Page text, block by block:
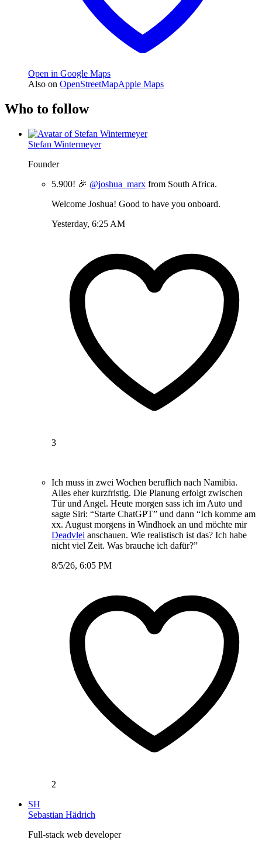
Open in Google Maps
Also on OpenStreetMapApple Maps
Who to follow
Stefan Wintermeyer
Founder
5.900! 🎉 @joshua_marx from South Africa.
Welcome Joshua! Good to have you onboard.
Yesterday, 6:25 AM
3
Ich muss in zwei Wochen beruflich nach Namibia.
Alles eher kurzfristig. Die Planung erfolgt zwischen
Tür und Angel. Heute morgen sass ich im Auto und
sagte Siri: “Starte ChatGPT” und dann “Ich komme am
xx. August morgens in Windhoek an und möchte mir
Deadvlei anschauen. Wie realistisch ist das? Ich habe
nicht viel Zeit. Was brauche ich dafür?”
8/5/26, 6:05 PM
2
SH
Sebastian Hädrich
Full-stack web developer